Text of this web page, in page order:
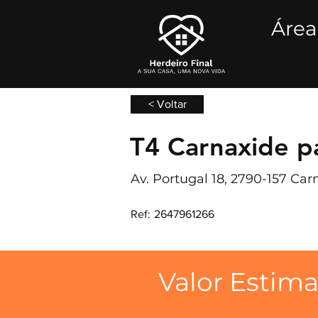
< Voltar
T4 Carnaxide
Av. Portugal 18, 2790-157
2647961266
Ref:
Valor